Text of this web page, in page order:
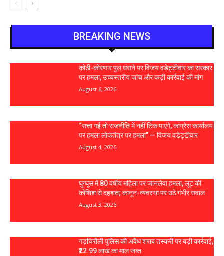
BREAKING NEWS
कोठी-कोरणार पुल धंसने पर विजय वडेट्टीवार का सरकार
पर हमला, उच्चस्तरीय जांच और कड़ी कार्रवाई की मांग
August 6, 2026
“सत्ता गई तो राजनीति में नहीं टिक पाएंगे, कांग्रेस कार्यालय
पर हमला लोकतंत्र पर हमला” — विजय वडेट्टीवार
August 4, 2026
घुग्घूस में 80 वर्षीय महिला पर जानलेवा हमला, लूट की
कोशिश से दहशत; कानून-व्यवस्था पर उठे गंभीर सवाल
August 3, 2026
गड़चिरौली पुलिस की अवैध शराब तस्करी पर बड़ी कार्रवाई,
₹22.99 लाख का माल जब्त